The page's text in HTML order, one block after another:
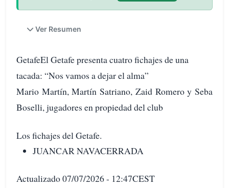
Ver Resumen
GetafeEl Getafe presenta cuatro fichajes de una
tacada: “Nos vamos a dejar el alma”
Mario Martín, Martín Satriano, Zaid Romero y Seba
Boselli, jugadores en propiedad del club
Los fichajes del Getafe.
JUANCAR NAVACERRADA
Actualizado 07/07/2026 - 12:47CEST